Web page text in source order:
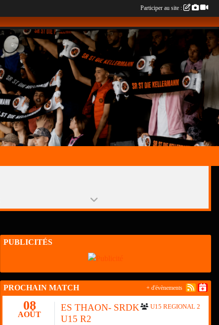
PUBLICITÉS
PROCHAIN MATCH
08
AOÛT
U15 REGIONAL 2
ES THAON- SRDK
U15 R2
+ d'évènements
Participer au site :